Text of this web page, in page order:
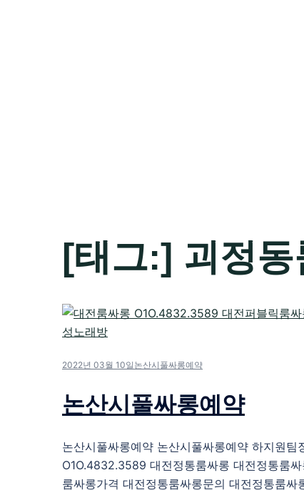
[태그:] 괴정
2022년 03월 10일 논산시풀싸롱예약
논산시풀싸롱예약
논산시풀싸롱예약 논산시풀싸롱예약 하지원팀
O1O.4832.3589 대전정통룸싸롱 대전정통룸
룸싸롱가격 대전정통룸싸롱문의 대전정통룸싸